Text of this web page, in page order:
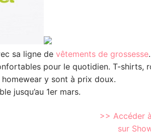
sa ligne de vêtements de grossesse
pour le quotidien. T-shirts,
y sont à prix doux.
jusqu’au 1er mars.
>> Accéder
sur